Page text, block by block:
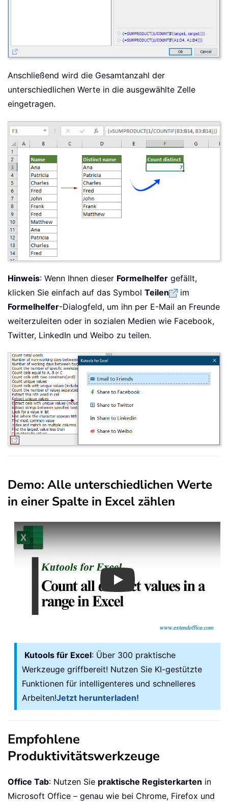
Anschließend wird die Gesamtanzahl der
unterschiedlichen Werte in die ausgewählte Zelle
eingetragen.
Hinweis: Wenn Ihnen dieser Formelhelfer gefällt,
klicken Sie einfach auf das Symbol Teilen
im
Formelhelfer-Dialogfeld, um ihn per E-Mail an Freunde
weiterzuleiten oder in sozialen Medien wie Facebook,
Twitter, LinkedIn und Weibo zu teilen.
Demo: Alle unterschiedlichen Werte
in einer Spalte in Excel zählen
Play
Kutools für Excel: Über 300 praktische
Werkzeuge griffbereit! Nutzen Sie KI-gestützte
Funktionen für intelligenteres und schnelleres
Arbeiten!Jetzt herunterladen!
Empfohlene
Produktivitätswerkzeuge
Office Tab: Nutzen Sie praktische Registerkarten in
Microsoft Office – genau wie bei Chrome, Firefox und